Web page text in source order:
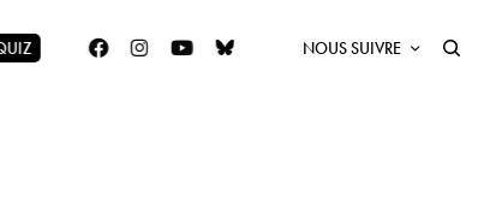
NOUS SUIVRE